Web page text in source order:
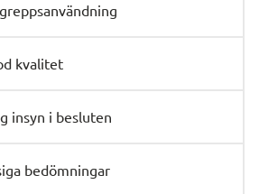
kvalitet
insyn i besluten
bedömningar